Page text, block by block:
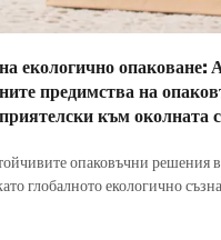
екологично опаковане:
предимства на
към околната
опаковъчни решения
глобалното екологично
торбички,